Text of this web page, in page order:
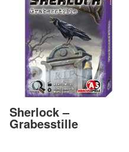
Sherlock –
Grabesstille